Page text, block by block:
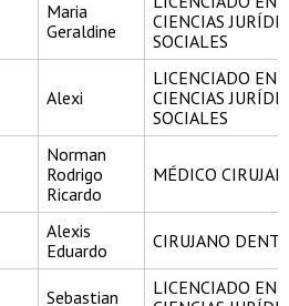
Maria
Geraldine
CIENCIAS
SOCIALES
Alexi
LICENCIADO EN
CIENCIAS
SOCIALES
Norman
Rodrigo
Ricardo
MÉDICO
Alexis
Eduardo
CIRUJANO
Sebastian
LICENCIADO EN